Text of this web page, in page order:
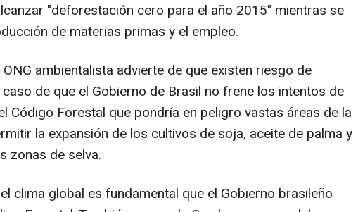
"deforestación cero para el año 2015" mientras se
de materias primas y el empleo.
ambientalista advierte de que existen riesgo de
de que el Gobierno de Brasil no frene los intentos de
Código Forestal que pondría en peligro vastas áreas de la
la expansión de los cultivos de soja, aceite de palma y
zonas de selva.
clima global es fundamental que el Gobierno brasileño